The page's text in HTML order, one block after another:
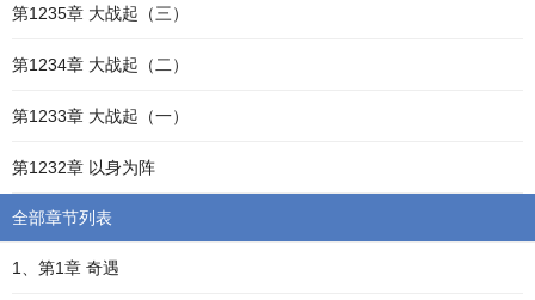
第1235章 大战起（三）
第1234章 大战起（二）
第1233章 大战起（一）
第1232章 以身为阵
全部章节列表
1、第1章 奇遇